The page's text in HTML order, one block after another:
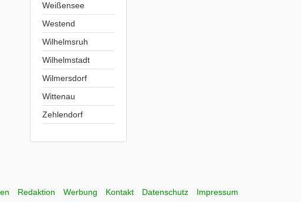
Weißensee
Westend
Wilhelmsruh
Wilhelmstadt
Wilmersdorf
Wittenau
Zehlendorf
Redaktion Werbung Kontakt Datenschutz Impressum